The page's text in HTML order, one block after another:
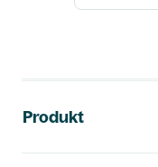
Produkt